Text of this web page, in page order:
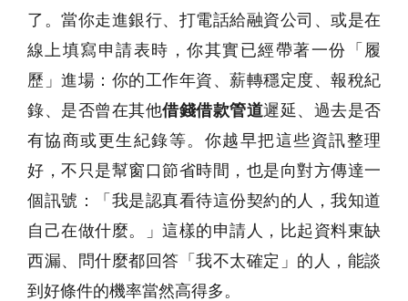
了。當你走進銀行、打電話給融資公司、或是在
線上填寫申請表時，你其實已經帶著一份「履
歷」進場：你的工作年資、薪轉穩定度、報稅紀
錄、是否曾在其他借錢借款管道遲延、過去是否
有協商或更生紀錄等。你越早把這些資訊整理
好，不只是幫窗口節省時間，也是向對方傳達一
個訊號：「我是認真看待這份契約的人，我知道
自己在做什麼。」這樣的申請人，比起資料東缺
西漏、問什麼都回答「我不太確定」的人，能談
到好條件的機率當然高得多。